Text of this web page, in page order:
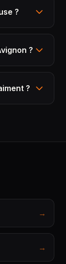
?
?
?
→
→